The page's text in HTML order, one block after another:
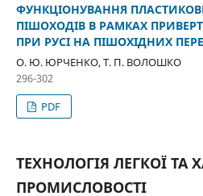
ФУНКЦІОНУВАННЯ
ПІШОХОДІВ В РАМКАХ
ПРИ РУСІ НА ПІШОХІДНИХ
О. Ю. ЮРЧЕНКО, Т. П. ВОЛОШКО
296-302
PDF
ТЕХНОЛОГІЯ ЛЕГКОЇ ТА
ПРОМИСЛОВОСТІ